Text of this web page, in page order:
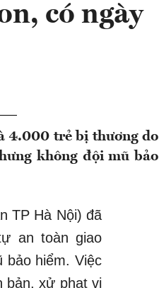
có ngày
4.000 trẻ bị thương do
không đội mũ bảo
TP Hà Nội) đã
an toàn giao
bảo hiểm. Việc
bản, xử phạt vi